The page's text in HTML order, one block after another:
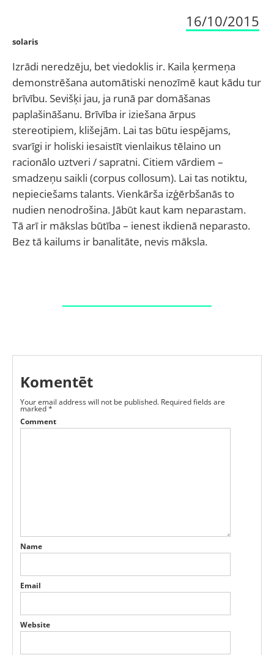
16/10/2015
solaris
Izrādi neredzēju, bet viedoklis ir. Kaila ķermeņa
demonstrēšana automātiski nenozīmē kaut kādu tur
brīvību. Sevišķi jau, ja runā par domāšanas
paplašināšanu. Brīvība ir iziešana ārpus
stereotipiem, klišejām. Lai tas būtu iespējams,
svarīgi ir holiski iesaistīt vienlaikus tēlaino un
racionālo uztveri / sapratni. Citiem vārdiem –
smadzeņu saikli (corpus collosum). Lai tas notiktu,
nepieciešams talants. Vienkārša izģērbšanās to
nudien nenodrošina. Jābūt kaut kam neparastam.
Tā arī ir mākslas būtība – ienest ikdienā neparasto.
Bez tā kailums ir banalitāte, nevis māksla.
Komentēt
Your email address will not be published. Required fields are
marked*
Comment
Name
Email
Website